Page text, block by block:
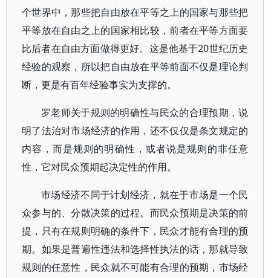
个世界中，那些把自由放在平等之上的国家与那些把
平等放在自由之上的国家相比较，前者在平等方面要
比后者在自由方面做得更好。这是他基于20世纪历史
经验的观察，所以把自由放在平等前面不仅是理论判
断，更是有百年经验事实为支撑的。
罗老师关于规则的明确性与民众的合理预期，说
明了法治对市场经济的作用，还不仅仅是条文规定的
内容，而是规则的明确性，或者说是规则的非任意
性，它对民众预期起决定性的作用。
市场经济不同于计划经济，就在于市场是一个民
众参与的、分散决策的过程。而民众预期是决策的前
提，只有在规则明确的条件下，民众才能有合理的预
期。如果是普遍性违法和选择性执法的话，那就导致
规则的任意性，民众就不可能有合理的预期，市场经